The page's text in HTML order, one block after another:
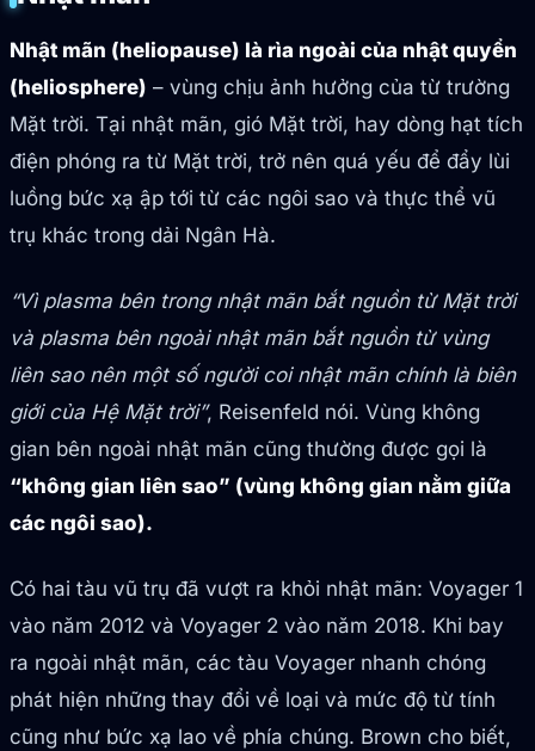
Nhật mãn (heliopause) là rìa ngoài của nhật quyển
(heliosphere) – vùng chịu ảnh hưởng của từ trường
Mặt trời. Tại nhật mãn, gió Mặt trời, hay dòng hạt tích
điện phóng ra từ Mặt trời, trở nên quá yếu để đẩy lùi
luồng bức xạ ập tới từ các ngôi sao và thực thể vũ
trụ khác trong dải Ngân Hà.
“Vì plasma bên trong nhật mãn bắt nguồn từ Mặt trời
và plasma bên ngoài nhật mãn bắt nguồn từ vùng
liên sao nên một số người coi nhật mãn chính là biên
giới của Hệ Mặt trời”, Reisenfeld nói. Vùng không
gian bên ngoài nhật mãn cũng thường được gọi là
“không gian liên sao” (vùng không gian nằm giữa
các ngôi sao).
Có hai tàu vũ trụ đã vượt ra khỏi nhật mãn: Voyager 1
vào năm 2012 và Voyager 2 vào năm 2018. Khi bay
ra ngoài nhật mãn, các tàu Voyager nhanh chóng
phát hiện những thay đổi về loại và mức độ từ tính
cũng như bức xạ lao về phía chúng. Brown cho biết,